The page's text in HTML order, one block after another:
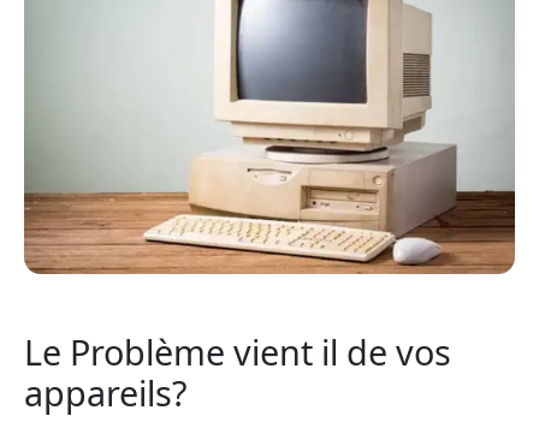
Le Problème vient il de vos
appareils?